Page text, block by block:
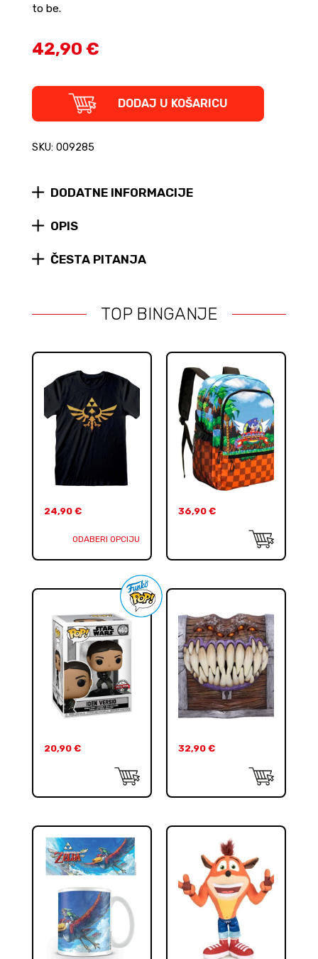
to be.
42,90 €
World
Warcraft
Volume
uvez)
DODAJ U KOŠARICU
SKU: 009285
DODATNE INFORMACIJE
OPIS
ČESTA PITANJA
TOP BINGANJE
24,90 €
ODABERI OPCIJU
36,90 €
20,90 € 32,90 €